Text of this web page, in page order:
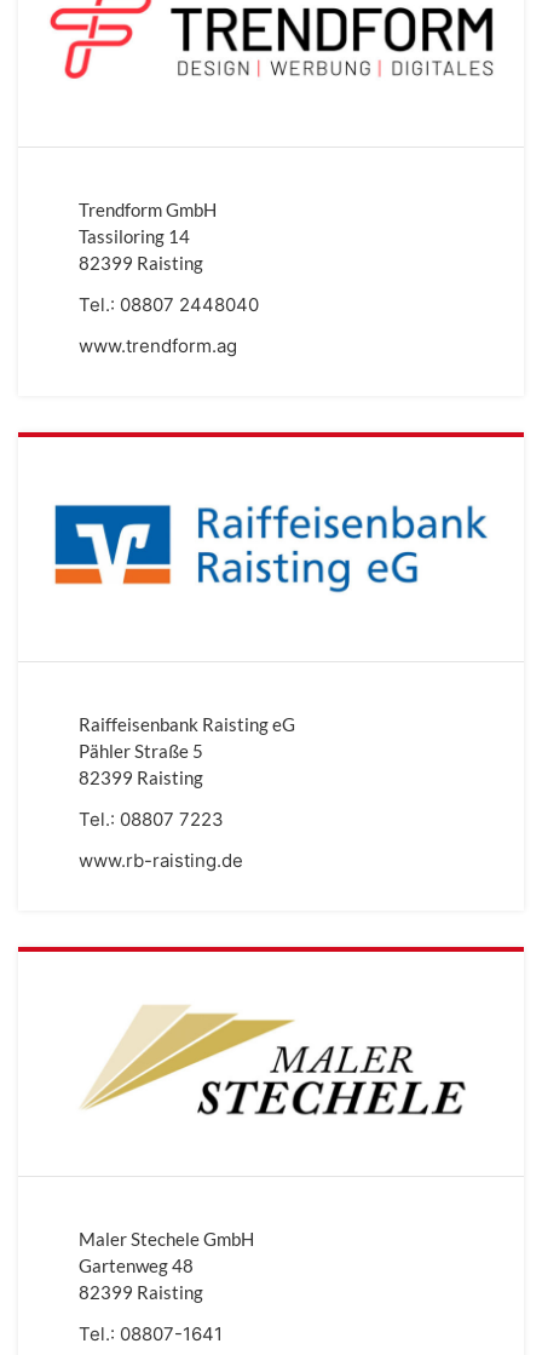
Trendform GmbH
Tassiloring 14
82399 Raisting
Tel.: 08807 2448040
www.trendform.ag
Raiffeisenbank Raisting eG
Pähler Straße 5
82399 Raisting
Tel.: 08807 7223
www.rb-raisting.de
Maler Stechele GmbH
Gartenweg 48
82399 Raisting
Tel.: 08807-1641